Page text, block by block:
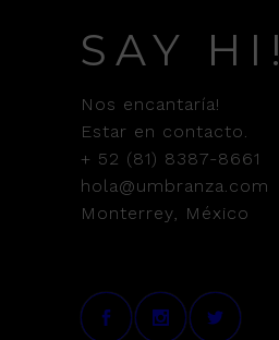
SAY HI!
Nos encantaría!
Estar en contacto.
+ 52 (81) 8387-8661
hola@umbranza.com
Monterrey, México